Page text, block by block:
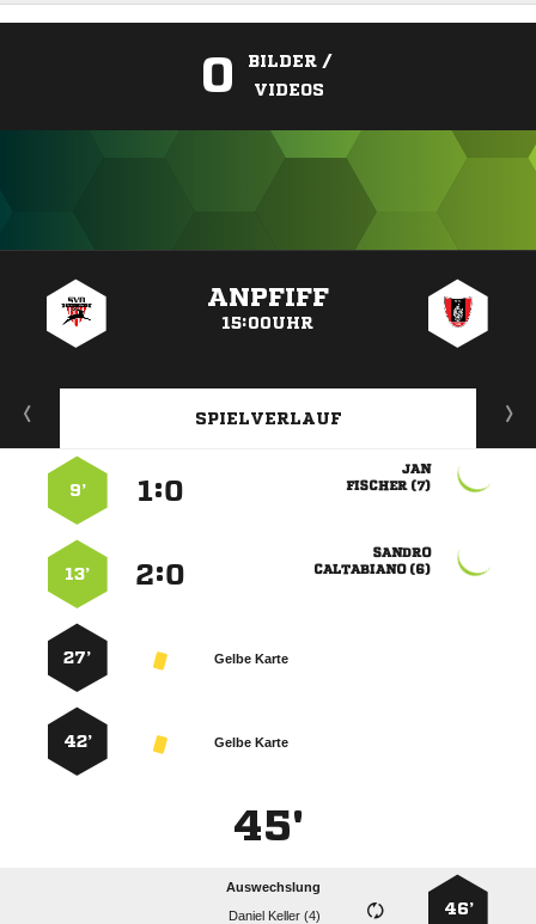
0
BILDER /
VIDEOS
ANPFIFF
15:00UHR
SPIELVERLAUF

 
:
9’

 
:
13’
Gelbe Karte
27’
Gelbe Karte
42’
45'
46’
Auswechslung
  